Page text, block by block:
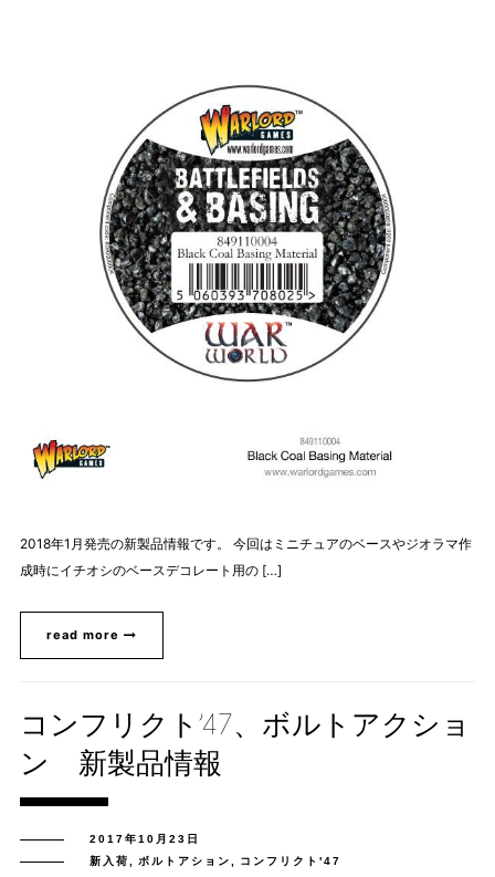
2018年1月発売の新製品情報です。 今回はミニチュアのベースやジオラマ作
成時にイチオシのベースデコレート用の […]
read more
コンフリクト’47、ボルトアクショ
ン 新製品情報
2017年10月23日
新入荷
ボルトアション コンフリクト'47